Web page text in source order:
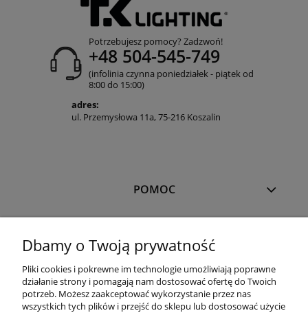
Potrzebujesz pomocy? Zadzwoń!
+48 504-545-749
(infolinia czynna poniedziałek - piątek od
8:00 do 15:00)
adres:
ul. Przemysłowa 11a, 75-216 Koszalin
POMOC
PŁATNOŚCI I DOSTAWA
Dbamy o Twoją prywatność
Pliki cookies i pokrewne im technologie umożliwiają poprawne
działanie strony i pomagają nam dostosować ofertę do Twoich
potrzeb. Możesz zaakceptować wykorzystanie przez nas
wszystkich tych plików i przejść do sklepu lub dostosować użycie